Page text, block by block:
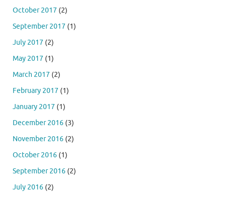
October 2017 (2)
September 2017 (1)
July 2017 (2)
May 2017 (1)
March 2017 (2)
February 2017 (1)
January 2017 (1)
December 2016 (3)
November 2016 (2)
October 2016 (1)
September 2016 (2)
July 2016 (2)